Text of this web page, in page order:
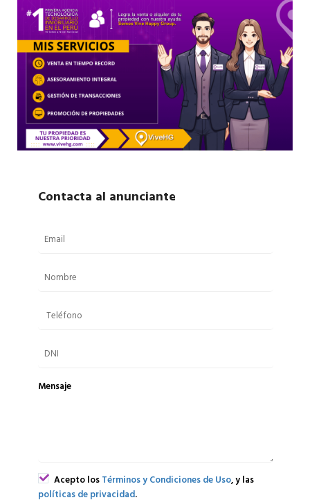
Contacta al anunciante
Mensaje
Acepto losTérminos y Condiciones de Uso, y las
políticas de privacidad.